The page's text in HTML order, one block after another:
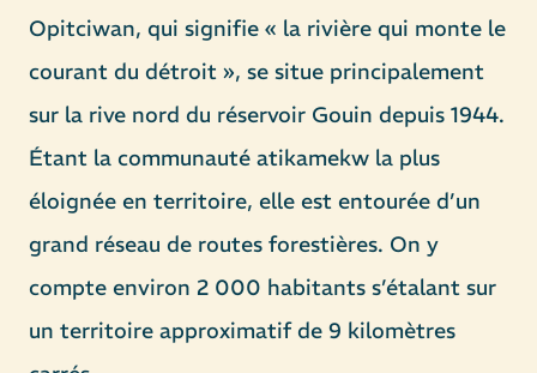
Opitciwan, qui signifie « la rivière qui monte le
courant du détroit », se situe principalement
sur la rive nord du réservoir Gouin depuis 1944.
Étant la communauté atikamekw la plus
éloignée en territoire, elle est entourée d’un
grand réseau de routes forestières. On y
compte environ 2 000 habitants s’étalant sur
un territoire approximatif de 9 kilomètres